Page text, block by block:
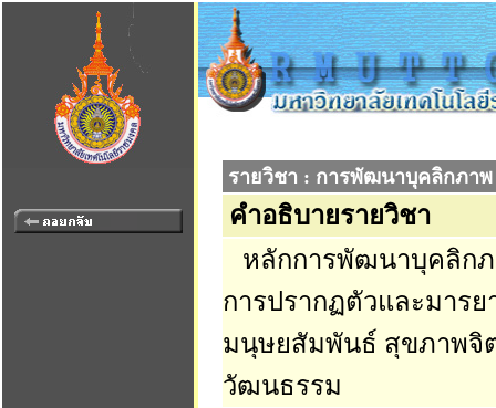
รายวิชา : การพัฒนาบุคลิกภาพ
คำอธิบายรายวิชา
หลักการพัฒนาบุคลิกภ
การปรากฏตัวและมารย
มนุษยสัมพันธ์ สุขภาพจิ
วัฒนธรรม